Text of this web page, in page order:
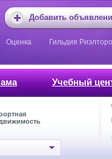
Добавить
Оценка Гильдия
Учебный